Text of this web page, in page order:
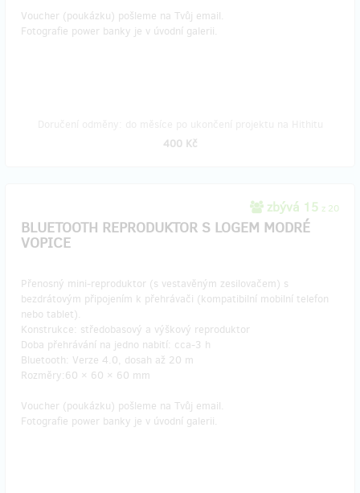
Voucher (poukázku) pošleme na Tvůj email.
Fotografie power banky je v úvodní galerii.
400 Kč
zbývá 15 z 20
BLUETOOTH REPRODUKTOR S LOGEM MODRÉ
VOPICE
Přenosný mini-reproduktor (s vestavěným zesilovačem) s
bezdrátovým připojením k přehrávači (kompatibilní mobilní telefon
nebo tablet).
Konstrukce: středobasový a výškový reproduktor
Doba přehrávání na jedno nabití: cca-3 h
Bluetooth: Verze 4.0, dosah až 20 m
Rozměry:60 × 60 × 60 mm
Voucher (poukázku) pošleme na Tvůj email.
Fotografie power banky je v úvodní galerii.